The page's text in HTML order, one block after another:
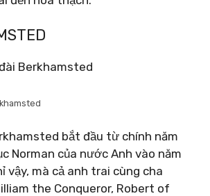
bắt đầu từ chính năm
Norman của nước Anh vào năm
vậy, mà cả anh trai cùng cha
the Conqueror, Robert of